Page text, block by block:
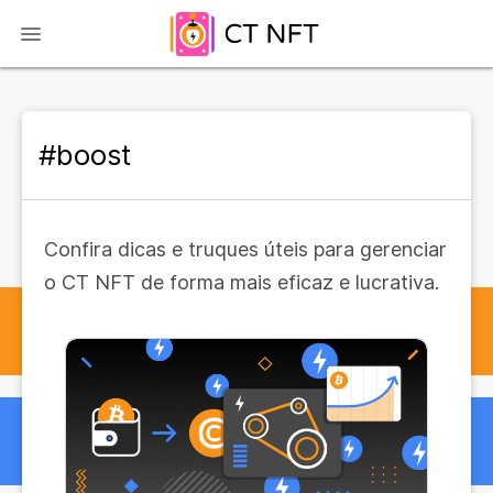
#boost
Confira dicas e truques úteis para gerenciar
o CT NFT de forma mais eficaz e lucrativa.